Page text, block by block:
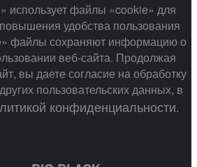
файлы «cookie» для
удобства пользования
файлы сохраняют информацию о
веб-сайта. Продолжая
вы даете согласие на обработку
пользовательских данных, в
конфиденциальности.